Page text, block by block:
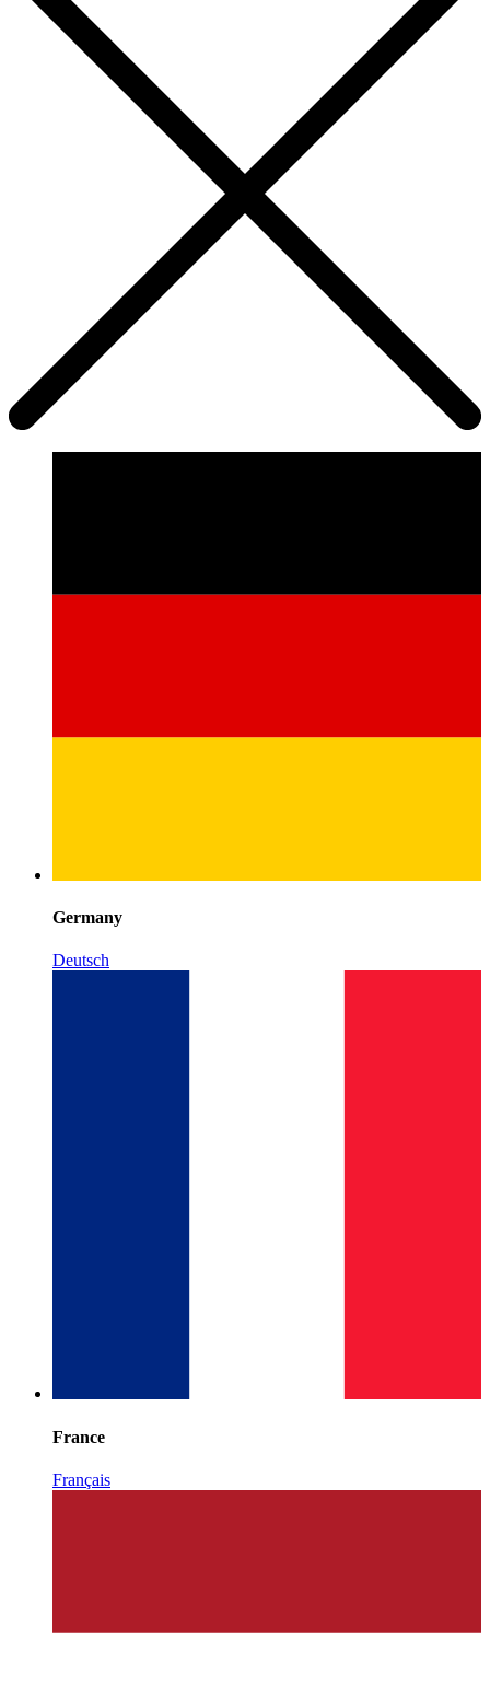
Germany
Deutsch
France
Français